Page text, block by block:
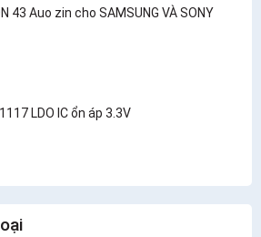
43 Auo zin cho SAMSUNG VÀ SONY
LDO IC ổn áp 3.3V